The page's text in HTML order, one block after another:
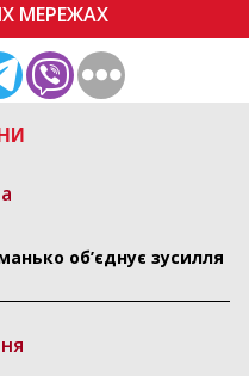
об’єднує зусилля
МЕРЕЖАХ